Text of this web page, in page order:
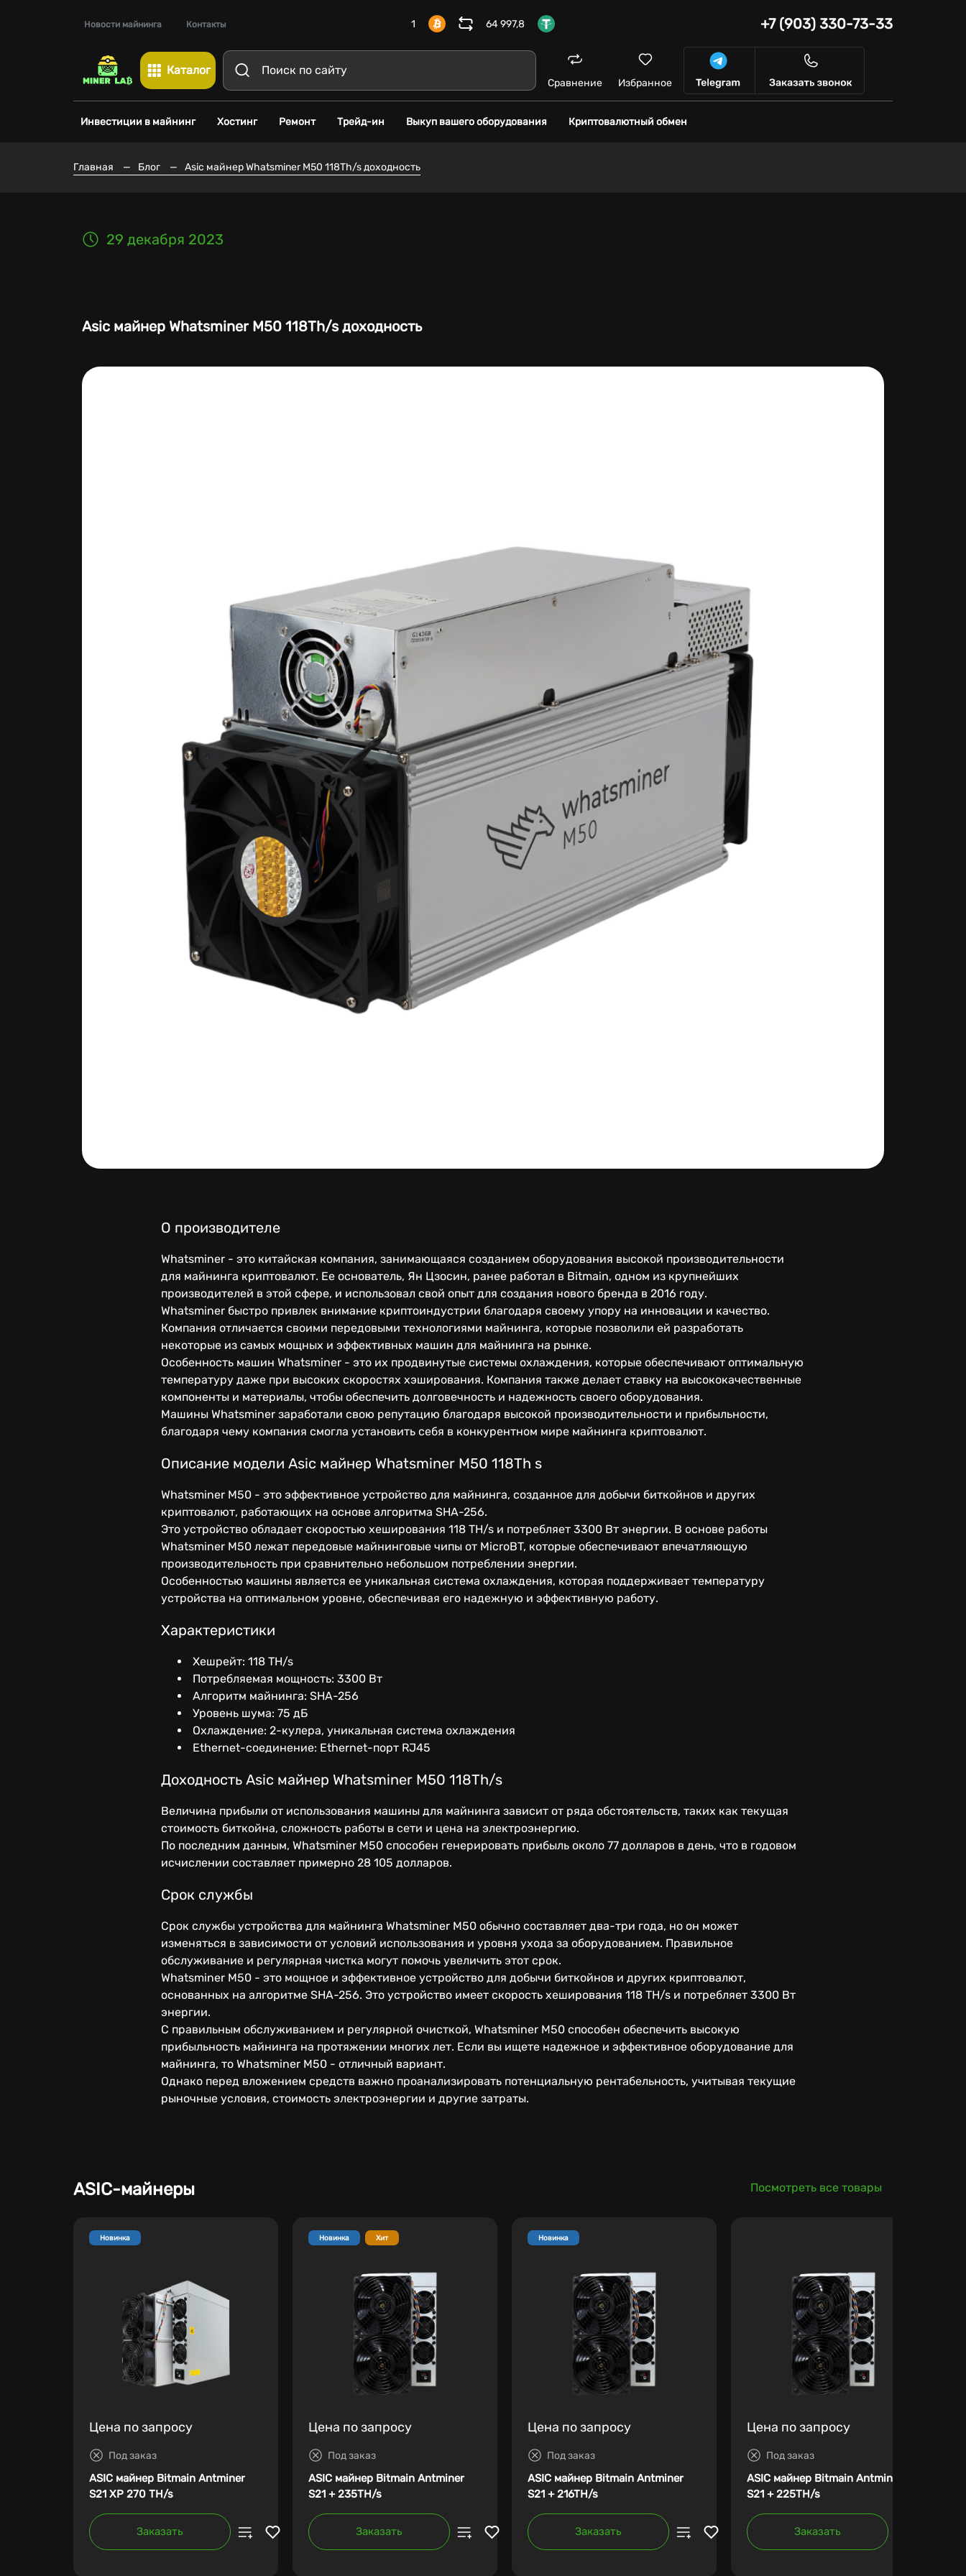
Новости майнинга Контакты 1 64 997,8 +7 (903) 330-73-33
Каталог
Сравнение Избранное
Инвестиции в майнинг Хостинг Ремонт Трейд-ин Выкуп вашего оборудования Криптовалютный обмен
Главная — Блог — Asic майнер Whatsminer M50 118Th/s доходность
29 декабря 2023
Asic майнер Whatsminer M50 118Th/s доходность
О производителе
Whatsminer - это китайская компания, занимающаяся созданием оборудования высокой производительности
для майнинга криптовалют. Ее основатель, Ян Цзосин, ранее работал в Bitmain, одном из крупнейших
производителей в этой сфере, и использовал свой опыт для создания нового бренда в 2016 году.
Whatsminer быстро привлек внимание криптоиндустрии благодаря своему упору на инновации и качество.
Компания отличается своими передовыми технологиями майнинга, которые позволили ей разработать
некоторые из самых мощных и эффективных машин для майнинга на рынке.
Особенность машин Whatsminer - это их продвинутые системы охлаждения, которые обеспечивают оптимальную
температуру даже при высоких скоростях хэширования. Компания также делает ставку на высококачественные
компоненты и материалы, чтобы обеспечить долговечность и надежность своего оборудования.
Машины Whatsminer заработали свою репутацию благодаря высокой производительности и прибыльности,
благодаря чему компания смогла установить себя в конкурентном мире майнинга криптовалют.
Описание модели Asic майнер Whatsminer M50 118Th s
Whatsminer M50 - это эффективное устройство для майнинга, созданное для добычи биткойнов и других
криптовалют, работающих на основе алгоритма SHA-256.
Это устройство обладает скоростью хеширования 118 TH/s и потребляет 3300 Вт энергии. В основе работы
Whatsminer M50 лежат передовые майнинговые чипы от MicroBT, которые обеспечивают впечатляющую
производительность при сравнительно небольшом потреблении энергии.
Особенностью машины является ее уникальная система охлаждения, которая поддерживает температуру
устройства на оптимальном уровне, обеспечивая его надежную и эффективную работу.
Характеристики
Хешрейт: 118 TH/s
Потребляемая мощность: 3300 Вт
Алгоритм майнинга: SHA-256
Уровень шума: 75 дБ
Охлаждение: 2-кулера, уникальная система охлаждения
Ethernet-соединение: Ethernet-порт RJ45
Доходность Asic майнер Whatsminer M50 118Th/s
Величина прибыли от использования машины для майнинга зависит от ряда обстоятельств, таких как текущая
стоимость биткойна, сложность работы в сети и цена на электроэнергию.
По последним данным, Whatsminer M50 способен генерировать прибыль около 77 долларов в день, что в годовом
исчислении составляет примерно 28 105 долларов.
Срок службы
Срок службы устройства для майнинга Whatsminer M50 обычно составляет два-три года, но он может
изменяться в зависимости от условий использования и уровня ухода за оборудованием. Правильное
обслуживание и регулярная чистка могут помочь увеличить этот срок.
Whatsminer M50 - это мощное и эффективное устройство для добычи биткойнов и других криптовалют,
основанных на алгоритме SHA-256. Это устройство имеет скорость хеширования 118 TH/s и потребляет 3300 Вт
энергии.
С правильным обслуживанием и регулярной очисткой, Whatsminer M50 способен обеспечить высокую
прибыльность майнинга на протяжении многих лет. Если вы ищете надежное и эффективное оборудование для
майнинга, то Whatsminer M50 - отличный вариант.
Однако перед вложением средств важно проанализировать потенциальную рентабельность, учитывая текущие
рыночные условия, стоимость электроэнергии и другие затраты.
ASIC-майнеры Посмотреть все товары
Новинка
Цена по запросу
Под заказ
ASIC майнер Bitmain Antminer
S21 XP 270 TH/s
Заказать
Новинка Хит
Цена по запросу
Под заказ
ASIC майнер Bitmain Antminer
S21 + 235TH/s
Заказать
Новинка
Цена по запросу
Под заказ
ASIC майнер Bitmain Antminer
S21 + 216TH/s
Заказать
Цена по запросу
Под заказ
ASIC майнер Bitmain Antminer
S21 + 225TH/s
Заказать